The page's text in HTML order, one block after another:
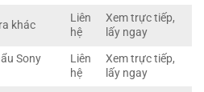
khác
Liên
hệ
Xem trực tiếp,
lấy ngay
Sony
Liên
hệ
Xem trực tiếp,
lấy ngay